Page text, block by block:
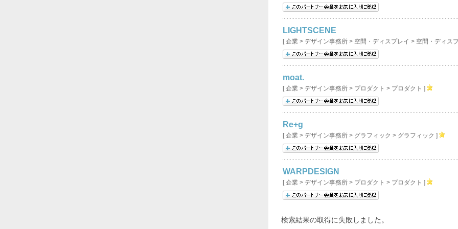
LIGHTSCENE
[ 企業 > デザイン事務所 > 空間・ディスプレイ > 空間・ディス
moat.
[ 企業 > デザイン事務所 > プロダクト > プロダクト ]
Re+g
[ 企業 > デザイン事務所 > グラフィック > グラフィック ]
WARPDESIGN
[ 企業 > デザイン事務所 > プロダクト > プロダクト ]
検索結果の取得に失敗しました。